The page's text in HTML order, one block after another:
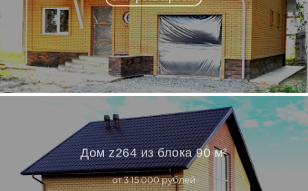
Дом z264 из блока 90 м²
от 3 15 000 рублей